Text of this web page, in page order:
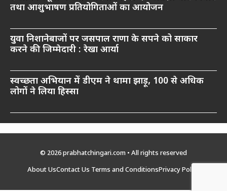
तथा आशुभाषण प्रतियोगिताओं का आयोजन
युवा निशानेबाजों पर जसपाल राणा के सपने को साकार
करने की जिम्मेदारी : रेखा आर्या
स्वच्छता अभियान में डीएम ने थामा झाड़ू, 100 से अधिक
लोगों ने लिया हिस्सा
© 2026 prabhatchingari.com • All rights reserved
About UsContact Us Terms and ConditionsPrivacy Policy